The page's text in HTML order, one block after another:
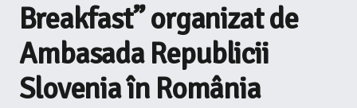
Breakfast” organizat de
Ambasada Republicii
Slovenia în România